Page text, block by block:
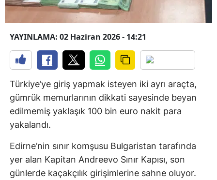
YAYINLAMA: 02 Haziran 2026 - 14:21
Türkiye’ye giriş yapmak isteyen iki ayrı araçta,
gümrük memurlarının dikkati sayesinde beyan
edilmemiş yaklaşık 100 bin euro nakit para
yakalandı.
Edirne’nin sınır komşusu Bulgaristan tarafında
yer alan Kapitan Andreevo Sınır Kapısı, son
günlerde kaçakçılık girişimlerine sahne oluyor.